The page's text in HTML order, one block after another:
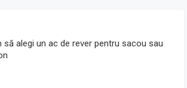
să alegi un ac de rever pentru sacou sau